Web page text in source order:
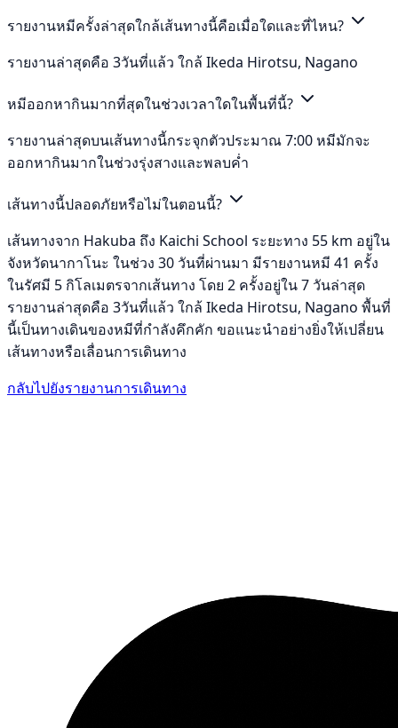
รายงานหมีครั้งล่าสุดใกล้เส้นทางนี้คือเมื่อใดและที่ไหน?
รายงานล่าสุดคือ 3วันที่แล้ว ใกล้ Ikeda Hirotsu, Nagano
หมีออกหากินมากที่สุดในช่วงเวลาใดในพื้นที่นี้?
รายงานล่าสุดบนเส้นทางนี้กระจุกตัวประมาณ 7:00 หมีมักจะ
ออกหากินมากในช่วงรุ่งสางและพลบค่ำ
เส้นทางนี้ปลอดภัยหรือไม่ในตอนนี้?
เส้นทางจาก Hakuba ถึง Kaichi School ระยะทาง 55 km อยู่ใน
จังหวัดนากาโนะ ในช่วง 30 วันที่ผ่านมา มีรายงานหมี 41 ครั้ง
ในรัศมี 5 กิโลเมตรจากเส้นทาง โดย 2 ครั้งอยู่ใน 7 วันล่าสุด
รายงานล่าสุดคือ 3วันที่แล้ว ใกล้ Ikeda Hirotsu, Nagano พื้นที่
นี้เป็นทางเดินของหมีที่กำลังคึกคัก ขอแนะนำอย่างยิ่งให้เปลี่ยน
เส้นทางหรือเลื่อนการเดินทาง
กลับไปยังรายงานการเดินทาง